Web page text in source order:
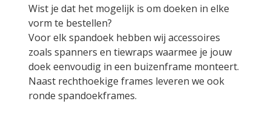
Wist je dat het mogelijk is om doeken in elke
vorm te bestellen?
Voor elk spandoek hebben wij accessoires
zoals spanners en tiewraps waarmee je jouw
doek eenvoudig in een buizenframe monteert.
Naast rechthoekige frames leveren we ook
ronde spandoekframes.